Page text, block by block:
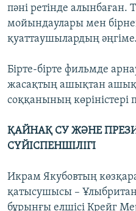
пәні ретінде алынбаған.
мойындаулары мен
қуаттаушылардың
Бірте-бірте фильмде
жасақтың ашықтан
соққанының көріністері
ҚАЙНАҚ СУ ЖӘНЕ
СҮЙІСПЕНШІЛІГІ
Икрам Якубовтың
қатысушысы –
бұрынғы елшісі Крейг